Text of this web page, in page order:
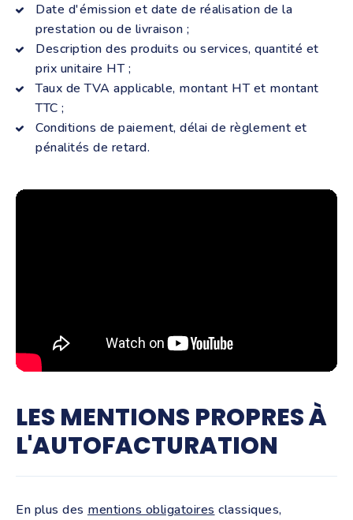
Date d'émission et date de réalisation de la
prestation ou de livraison ;
Description des produits ou services, quantité et
prix unitaire HT ;
Taux de TVA applicable, montant HT et montant
TTC ;
Conditions de paiement, délai de règlement et
pénalités de retard.
LES MENTIONS PROPRES À
L'AUTOFACTURATION
En plus des mentions obligatoires classiques,